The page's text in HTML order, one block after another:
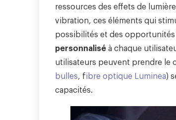
ressources des effets de
vibration, ces éléments qui
possibilités et des
personnaliséà chaque
utilisateurs peuvent prendre le
bulles, fibre optique Luminea)
capacités.